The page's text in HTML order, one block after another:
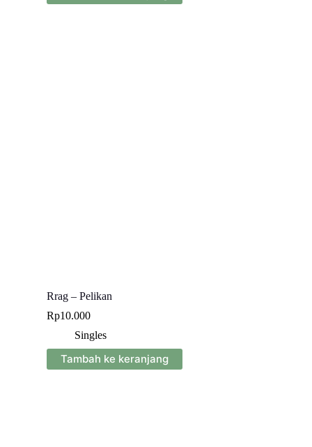
Rrag – Pelikan
Rp10.000
Singles
Tambah ke keranjang